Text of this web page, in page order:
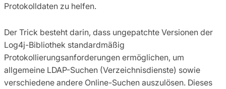
Protokolldaten zu helfen.
Der Trick besteht darin, dass ungepatchte Versionen der
Log4j-Bibliothek standardmäßig
Protokollierungsanforderungen ermöglichen, um
allgemeine LDAP-Suchen (Verzeichnisdienste) sowie
verschiedene andere Online-Suchen auszulösen. Dieses